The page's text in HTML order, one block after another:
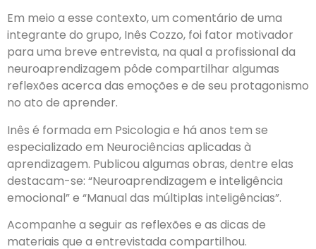
Em meio a esse contexto, um comentário de uma
integrante do grupo, Inês Cozzo, foi fator motivador
para uma breve entrevista, na qual a profissional da
neuroaprendizagem pôde compartilhar algumas
reflexões acerca das emoções e de seu protagonismo
no ato de aprender.
Inês é formada em Psicologia e há anos tem se
especializado em Neurociências aplicadas à
aprendizagem. Publicou algumas obras, dentre elas
destacam-se: “Neuroaprendizagem e inteligência
emocional” e “Manual das múltiplas inteligências”.
Acompanhe a seguir as reflexões e as dicas de
materiais que a entrevistada compartilhou.